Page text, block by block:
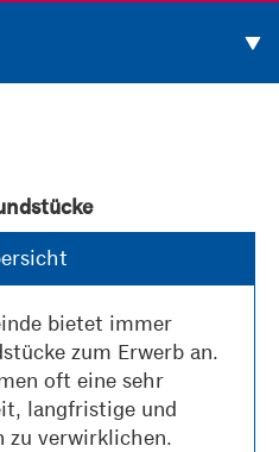
bietet immer
zum Erwerb an.
oft eine sehr
langfristige und
zu verwirklichen.